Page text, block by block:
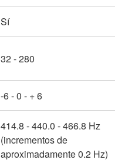
Sí
32 - 280
-6 - 0 - + 6
414.8 - 440.0 - 466.8 Hz
(incrementos de
aproximadamente 0.2 Hz)